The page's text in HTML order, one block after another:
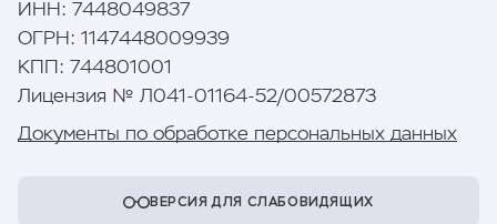
ИНН: 7448049837
ОГРН: 1147448009939
КПП : 744801001
Лицензия № Л041-01164-52/00572873
Документы по обработке персональных данных
ВЕРСИЯ ДЛЯ СЛАБОВИДЯЩИХ